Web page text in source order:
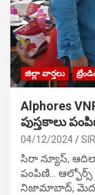
జిల్లా వార్తలు
Alphores
పుస్తకాలు
04/12/2024
సిరా న్యూస్,
పంపిణి…
నిజామాబాద్, మెదక్